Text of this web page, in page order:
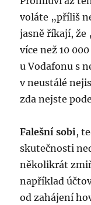
voláte „příliš
jasně říkají, že
více než 10
u Vodafonu s
v neustálé
zda nejste
Falešní sobi,
skutečnosti
několikrát
například
od zahájení